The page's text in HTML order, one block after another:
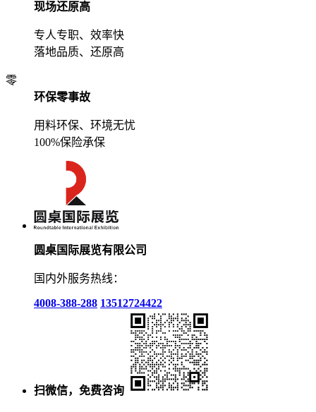
现场还原高
专人专职、效率快
落地品质、还原高
零
环保零事故
用料环保、环境无忧
100%保险承保
圆桌国际展览有限公司
国内外服务热线：
4008-388-288 13512724422
扫微信，免费咨询